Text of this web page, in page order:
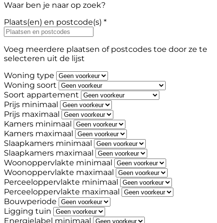
Waar ben je naar op zoek?
Plaats(en) en postcode(s) *
Voeg meerdere plaatsen of postcodes toe door ze te
selecteren uit de lijst
Woning type
Woning soort
Soort appartement
Prijs minimaal
Prijs maximaal
Kamers minimaal
Kamers maximaal
Slaapkamers minimaal
Slaapkamers maximaal
Woonoppervlakte minimaal
Woonoppervlakte maximaal
Perceeloppervlakte minimaal
Perceeloppervlakte maximaal
Bouwperiode
Ligging tuin
Energielabel minimaal